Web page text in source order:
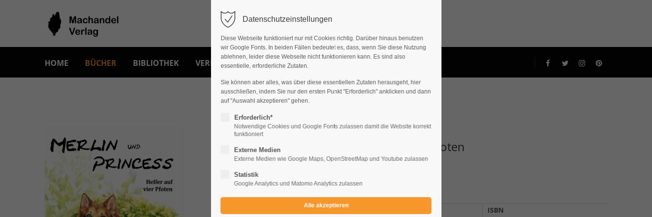
HOME BÜCHER BIBLIOTHEK VERLAG, MANUSKRIPTE IMPRESSUM
Rika Mohn
Merlin und Princess - Helfer auf vier Pfoten
€8,90 €
ISBN
Datenschutzeinstellungen
Diese Webseite funktioniert nur mit Cookies richtig. Darüber hinaus benutzen
wir Google Fonts. In beiden Fällen bedeutet es, dass, wenn Sie diese Nutzung
ablehnen, leider diese Webseite nicht funktionieren kann. Es sind also
essentielle, erforderliche Zutaten.
Sie können aber alles, was über diese essentiellen Zutaten herausgeht, hier
ausschließen, indem Sie nur den ersten Punkt "Erforderlich" anklicken und dann
auf "Auswahl akzeptieren" gehen.
Erforderlich*
Notwendige Cookies und Google Fonts zulassen damit die Website korrekt
funktioniert
Externe Medien
Externe Medien wie Google Maps, OpenStreetMap und Youtube zulassen
Statistik
Google Analytics und Matomo Analytics zulassen